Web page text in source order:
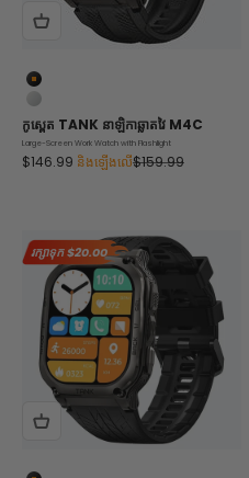
ខ្មៅ
ប្រាក់
កូស្ពេត TANK នាឡិកាឆ្លាតវៃ M4C
Large-Screen Work Watch with Flashlight
តម្លៃលក់
$146.99 និងឡើងលើតម្លៃធម្មតា។
$159.99
រក្សាទុក$20.00